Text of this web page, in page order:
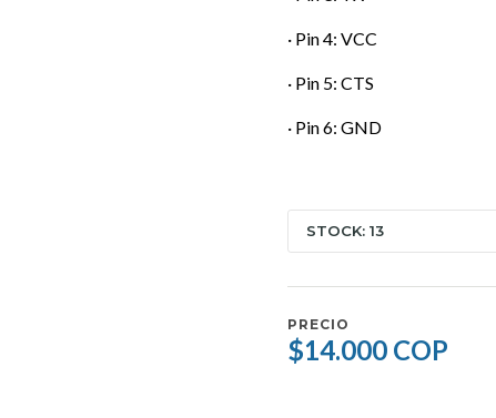
· Pin 4: VCC
· Pin 5: CTS
· Pin 6: GND
STOCK: 13
PRECIO
$14.000 COP